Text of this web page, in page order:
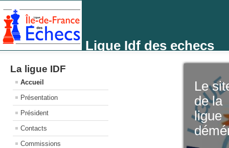
Ligue Idf des echecs
La ligue IDF
Accueil
Présentation
Président
Contacts
Commissions
Le
de la
ligue